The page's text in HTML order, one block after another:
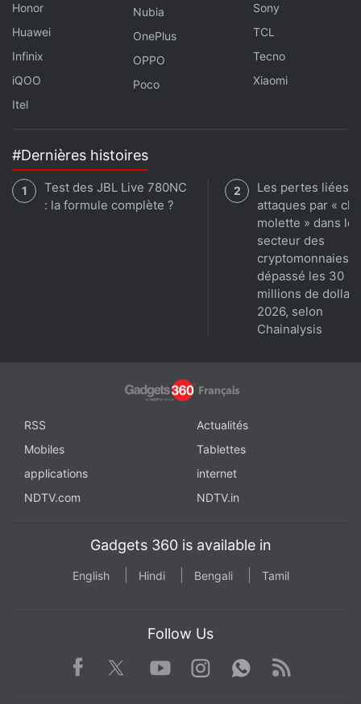
Honor
Huawei
Infinix
iQOO
Itel
Nubia
OnePlus
OPPO
Poco
Sony
TCL
Tecno
Xiaomi
#Dernières histoires
Test des JBL Live 780NC
: la formule complète ?
Les pertes liées
attaques par « clé
molette » dans le
secteur des
cryptomonnaies
dépassé les 30
millions de
2026, selon
Chainalysis
RSS
Actualités
Mobiles
Tablettes
applications
internet
NDTV.com
NDTV.in
Gadgets 360 is available in
English Hindi Bengali Tamil
Follow Us
Facebook TwitterYoutube
Instagram WhatsApp
Rss